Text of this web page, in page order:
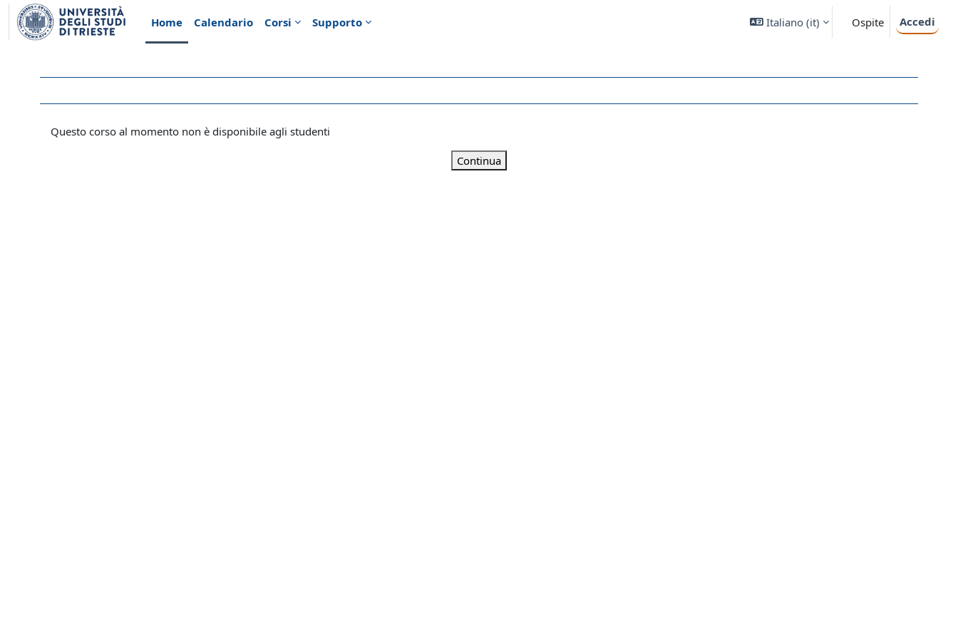
Vai al contenuto principale
Home
Calendario Corsi Supporto Italiano ‎(it)‎ Ospite Accedi
Questo corso al momento non è disponibile agli studenti
Continua